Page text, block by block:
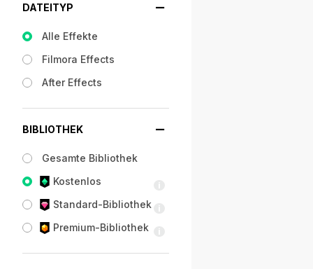
DATEITYP
Alle Effekte
Filmora Effects
After Effects
BIBLIOTHEK
Gesamte Bibliothek
Kostenlos
Standard-Bibliothek
Premium-Bibliothek